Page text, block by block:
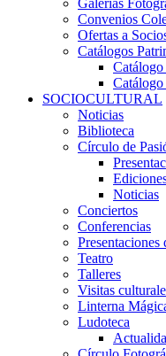
Galerías
Convenios
Ofertas a
Catálogos
Catálogo
Catálogo
SOCIOCULTURAL
Noticias
Biblioteca
Círculo de
Noticias
Conciertos
Conferencias
Presentaciones
Teatro
Talleres
Visitas
Linterna
Ludoteca